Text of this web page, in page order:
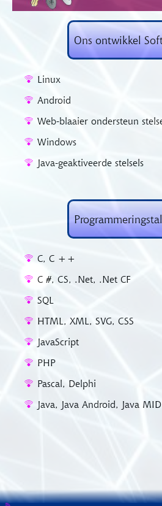
Ons ontwikkel
Linux
Android
Web-blaaier ondersteun
Windows
Java-geaktiveerde stelsels
C, C ++
C #, CS, .Net, .Net CF
SQL
HTML, XML, SVG, CSS
JavaScript
PHP
Pascal, Delphi
Java, Java Android, Java